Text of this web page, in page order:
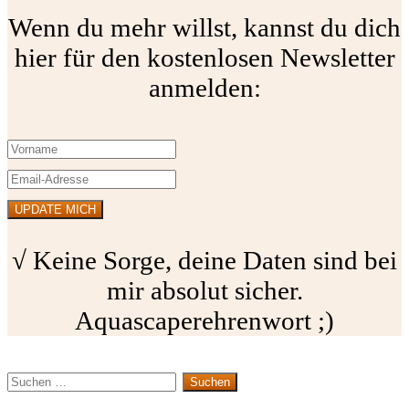
Wenn du mehr willst, kannst du dich
hier für den kostenlosen Newsletter
anmelden:
√ Keine Sorge, deine Daten sind bei
mir absolut sicher.
Aquascaperehrenwort ;)
Suchen